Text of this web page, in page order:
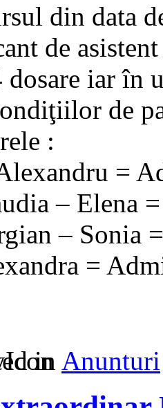
din data
de
dosare iar în
de
:
=
– Elena
– Sonia
=
in Anunturi